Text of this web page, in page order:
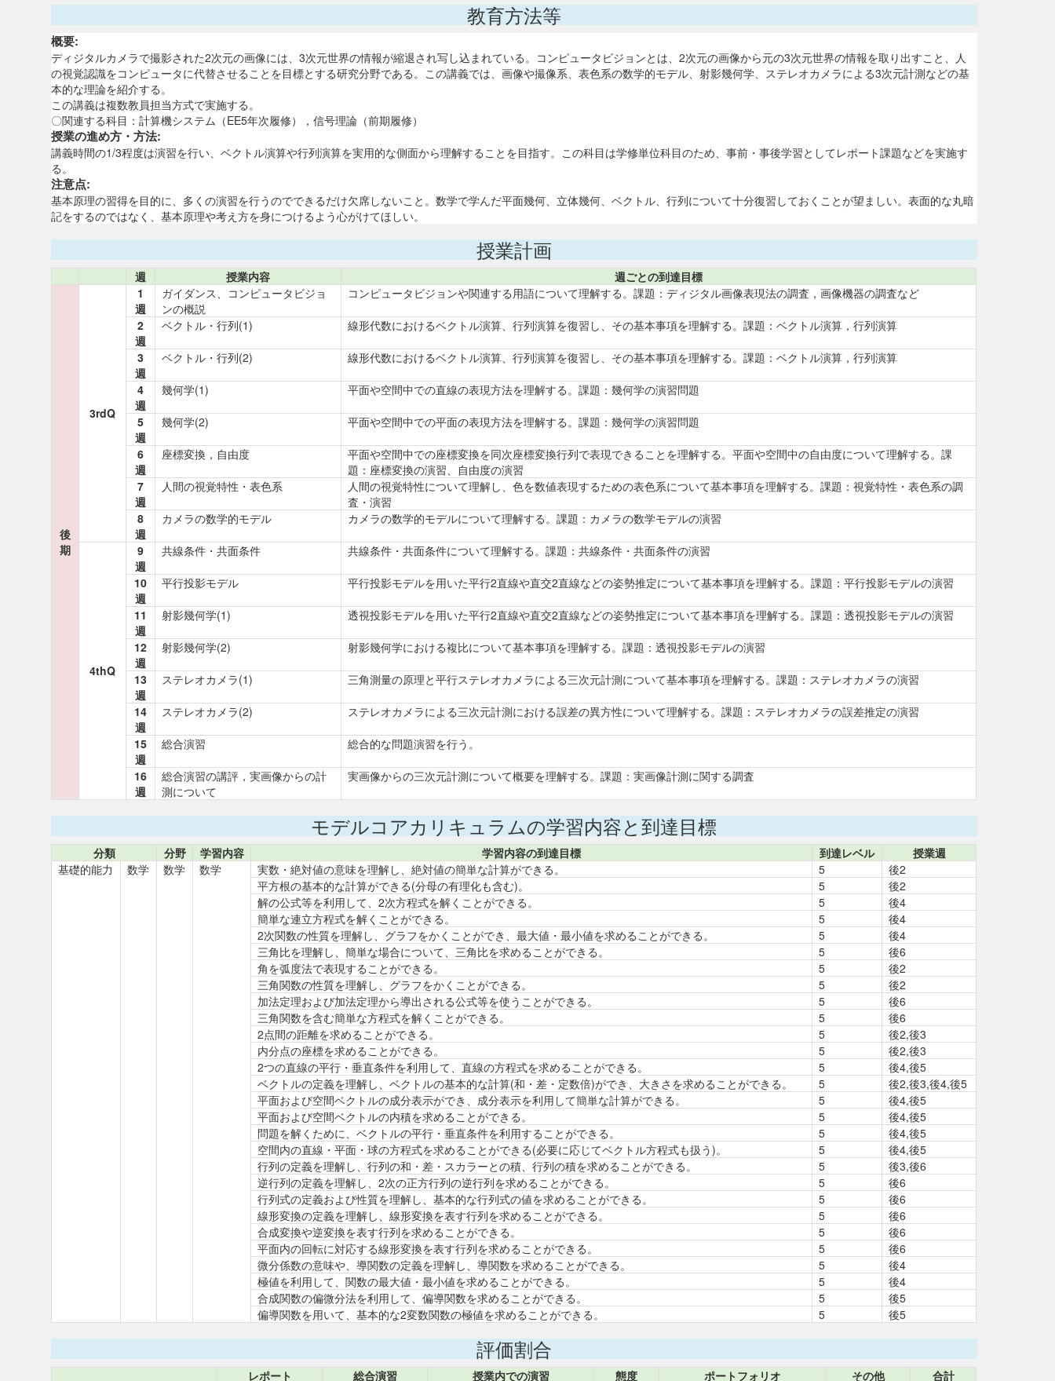
教育方法等
概要:
ディジタルカメラで撮影された2次元の画像には、3次元世界の情報が縮退され写し込まれている。コンピュータビジョンとは、2次元の画像から元の3次元世界の情報を取り出すこと、人
の視覚認識をコンピュータに代替させることを目標とする研究分野である。この講義では、画像や撮像系、表色系の数学的モデル、射影幾何学、ステレオカメラによる3次元計測などの基
本的な理論を紹介する。
この講義は複数教員担当方式で実施する。
〇関連する科目：計算機システム（EE5年次履修），信号理論（前期履修）
授業の進め方・方法:
講義時間の1/3程度は演習を行い、ベクトル演算や行列演算を実用的な側面から理解することを目指す。この科目は学修単位科目のため、事前・事後学習としてレポート課題などを実施す
る。
注意点:
基本原理の習得を目的に、多くの演習を行うのでできるだけ欠席しないこと。数学で学んだ平面幾何、立体幾何、ベクトル、行列について十分復習しておくことが望ましい。表面的な丸暗
記をするのではなく、基本原理や考え方を身につけるよう心がけてほしい。
授業計画
週 授業内容 週ごとの到達目標
後
期
3rdQ
1
週
ガイダンス、コンピュータビジョ
ンの概説
コンピュータビジョンや関連する用語について理解する。課題：ディジタル画像表現法の調査，画像機器の調査など
2
週
ベクトル・行列(1) 線形代数におけるベクトル演算、行列演算を復習し、その基本事項を理解する。課題：ベクトル演算，行列演算
3
週
ベクトル・行列(2) 線形代数におけるベクトル演算、行列演算を復習し、その基本事項を理解する。課題：ベクトル演算，行列演算
4
週
幾何学(1) 平面や空間中での直線の表現方法を理解する。課題：幾何学の演習問題
5
週
幾何学(2) 平面や空間中での平面の表現方法を理解する。課題：幾何学の演習問題
6
週
座標変換，自由度
平面や空間中での座標変換を同次座標変換行列で表現できることを理解する。平面や空間中の自由度について理解する。課
題：座標変換の演習、自由度の演習
7
週
人間の視覚特性・表色系
人間の視覚特性について理解し、色を数値表現するための表色系について基本事項を理解する。課題：視覚特性・表色系の調
査・演習
8
週
カメラの数学的モデル カメラの数学的モデルについて理解する。課題：カメラの数学モデルの演習
4thQ
9
週
共線条件・共面条件 共線条件・共面条件について理解する。課題：共線条件・共面条件の演習
10
週
平行投影モデル 平行投影モデルを用いた平行2直線や直交2直線などの姿勢推定について基本事項を理解する。課題：平行投影モデルの演習
11
週
射影幾何学(1) 透視投影モデルを用いた平行2直線や直交2直線などの姿勢推定について基本事項を理解する。課題：透視投影モデルの演習
12
週
射影幾何学(2) 射影幾何学における複比について基本事項を理解する。課題：透視投影モデルの演習
13
週
ステレオカメラ(1) 三角測量の原理と平行ステレオカメラによる三次元計測について基本事項を理解する。課題：ステレオカメラの演習
14
週
ステレオカメラ(2) ステレオカメラによる三次元計測における誤差の異方性について理解する。課題：ステレオカメラの誤差推定の演習
15
週
総合演習 総合的な問題演習を行う。
16
週
総合演習の講評，実画像からの計
測について
実画像からの三次元計測について概要を理解する。課題：実画像計測に関する調査
モデルコアカリキュラムの学習内容と到達目標
分類 分野 学習内容 学習内容の到達目標 到達レベル
授業週
基礎的能力
数学 数学 数学 実数・絶対値の意味を理解し、絶対値の簡単な計算ができる。 5
後2
平方根の基本的な計算ができる(分母の有理化も含む)。
5
後2
解の公式等を利用して、2次方程式を解くことができる。
5
後4
簡単な連立方程式を解くことができる。
5
後4
2次関数の性質を理解し、グラフをかくことができ、最大値・最小値を求めることができる。
5
後4
三角比を理解し、簡単な場合について、三角比を求めることができる。
5
後6
角を弧度法で表現することができる。
5
後2
三角関数の性質を理解し、グラフをかくことができる。
5
後2
加法定理および加法定理から導出される公式等を使うことができる。
5
後6
三角関数を含む簡単な方程式を解くことができる。
5
後6
2点間の距離を求めることができる。
5
後2,後3
内分点の座標を求めることができる。
5
後2,後3
2つの直線の平行・垂直条件を利用して、直線の方程式を求めることができる。
5
後4,後5
ベクトルの定義を理解し、ベクトルの基本的な計算(和・差・定数倍)ができ、大きさを求めることができる。
5
後2,後3,後4,後5
平面および空間ベクトルの成分表示ができ、成分表示を利用して簡単な計算ができる。
5
後4,後5
平面および空間ベクトルの内積を求めることができる。
5
後4,後5
問題を解くために、ベクトルの平行・垂直条件を利用することができる。
5
後4,後5
空間内の直線・平面・球の方程式を求めることができる(必要に応じてベクトル方程式も扱う)。
5
後4,後5
行列の定義を理解し、行列の和・差・スカラーとの積、行列の積を求めることができる。
5
後3,後6
逆行列の定義を理解し、2次の正方行列の逆行列を求めることができる。
5
後6
行列式の定義および性質を理解し、基本的な行列式の値を求めることができる。
5
後6
線形変換の定義を理解し、線形変換を表す行列を求めることができる。
5
後6
合成変換や逆変換を表す行列を求めることができる。
5
後6
平面内の回転に対応する線形変換を表す行列を求めることができる。
5
後6
微分係数の意味や、導関数の定義を理解し、導関数を求めることができる。
5
後4
極値を利用して、関数の最大値・最小値を求めることができる。
5
後4
合成関数の偏微分法を利用して、偏導関数を求めることができる。
5
後5
偏導関数を用いて、基本的な2変数関数の極値を求めることができる。
5 後5
評価割合
レポート 総合演習 授業内での演習 態度 ポートフォリオ その他 合計